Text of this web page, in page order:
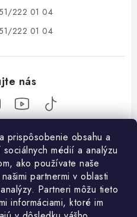
prispôsobenie obsahu a
médií a analýzu
ako používate naše
partnermi v oblasti
Partneri môžu tieto
informáciami, ktoré im
222 01 04
222 01 04